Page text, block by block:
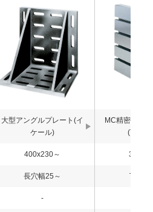
大型アングルプレート(イ
ケール)
MC精密アン
(T溝タ
400x230～
長穴幅25～ T溝巾
-